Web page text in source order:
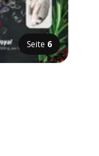
Seite 6